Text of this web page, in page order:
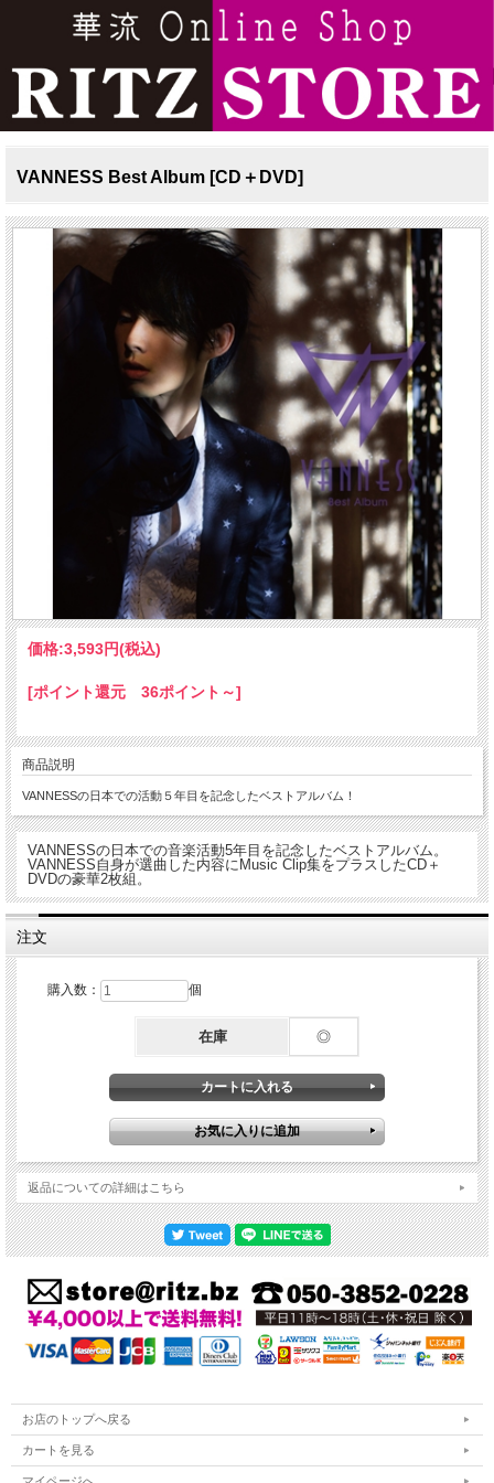
VANNESS Best Album [CD＋DVD]
価格:3,593円(税込)
[ポイント還元 36ポイント～]
商品説明
VANNESSの日本での活動５年目を記念したベストアルバム！
VANNESSの日本での音楽活動5年目を記念したベストアルバム。
VANNESS自身が選曲した内容にMusic Clip集をプラスしたCD＋
DVDの豪華2枚組。
注文
購入数： 個
在庫 ◎
返品についての詳細はこちら
お店のトップへ戻る
カートを見る